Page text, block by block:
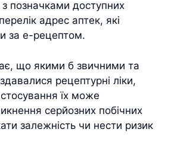
з позначками доступних
адрес аптек, які
за е-рецептом.
що якими б звичними та
рецептурні ліки,
їх може
серйозних побічних
залежність чи нести ризик